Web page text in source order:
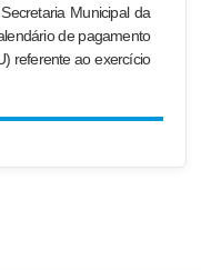
Municipal da
de pagamento
referente ao exercício